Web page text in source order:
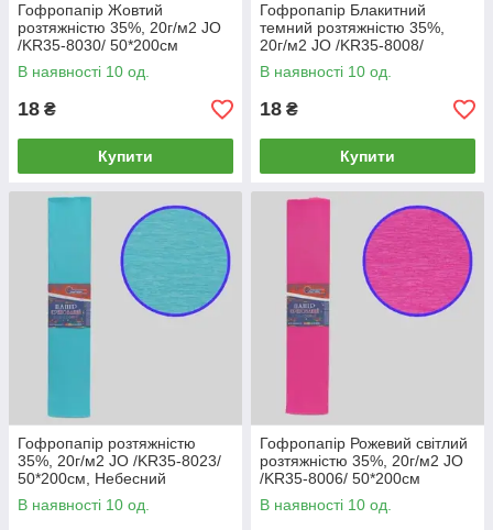
Гофропапір Жовтий
розтяжністю 35%, 20г/м2 JO
/KR35-8030/ 50*200см
В наявності 10 од.
18 ₴
Купити
Гофропапір Блакитний
темний розтяжністю 35%,
20г/м2 JO /KR35-8008/
50*200см
В наявності 10 од.
18 ₴
Купити
Гофропапір розтяжністю
35%, 20г/м2 JO /KR35-8023/
50*200см, Небесний
В наявності 10 од.
Гофропапір Рожевий світлий
розтяжністю 35%, 20г/м2 JO
/KR35-8006/ 50*200см
В наявності 10 од.